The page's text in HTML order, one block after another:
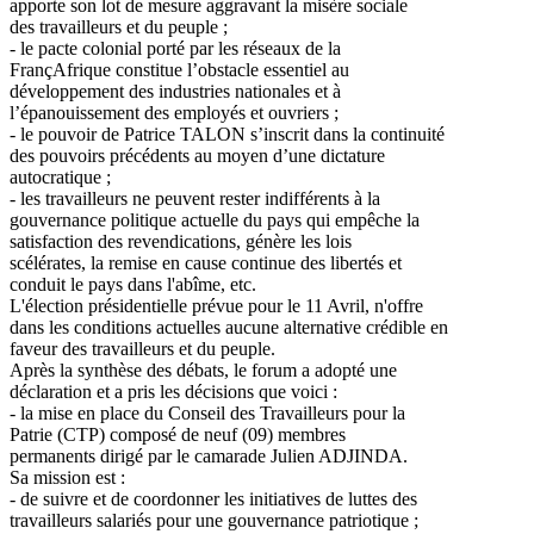
apporte son lot de mesure aggravant la misère sociale
des travailleurs et du peuple ;
- le pacte colonial porté par les réseaux de la
FrançAfrique constitue l’obstacle essentiel au
développement des industries nationales et à
l’épanouissement des employés et ouvriers ;
- le pouvoir de Patrice TALON s’inscrit dans la continuité
des pouvoirs précédents au moyen d’une dictature
autocratique ;
- les travailleurs ne peuvent rester indifférents à la
gouvernance politique actuelle du pays qui empêche la
satisfaction des revendications, génère les lois
scélérates, la remise en cause continue des libertés et
conduit le pays dans l'abîme, etc.
L'élection présidentielle prévue pour le 11 Avril, n'offre
dans les conditions actuelles aucune alternative crédible en
faveur des travailleurs et du peuple.
Après la synthèse des débats, le forum a adopté une
déclaration et a pris les décisions que voici :
- la mise en place du Conseil des Travailleurs pour la
Patrie (CTP) composé de neuf (09) membres
permanents dirigé par le camarade Julien ADJINDA.
Sa mission est :
- de suivre et de coordonner les initiatives de luttes des
travailleurs salariés pour une gouvernance patriotique ;